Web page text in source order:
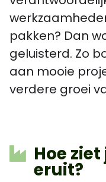
pakken? Dan
geluisterd. Zo
aan mooie
verdere groei
Hoe
eruit?